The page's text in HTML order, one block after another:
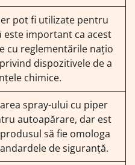
pot fi utilizate pentru
este important ca acest
cu reglementările națio
dispozitivele de a
chimice.
spray-ului cu piper
autoapărare, dar est
să fie omologa
de siguranță.